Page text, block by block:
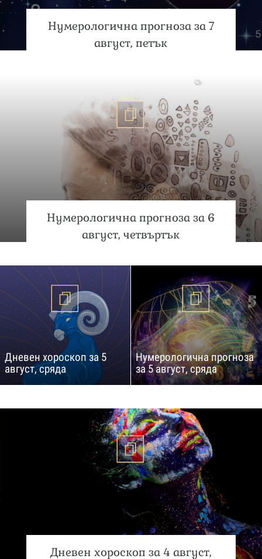
Нумерологична прогноза за 7
август, петък
Нумерологична прогноза за 6
август, четвъртък
Дневен хороскоп за 5
август, сряда
Нумерологична прогноза
за 5 август, сряда
Дневен хороскоп за 4 август,